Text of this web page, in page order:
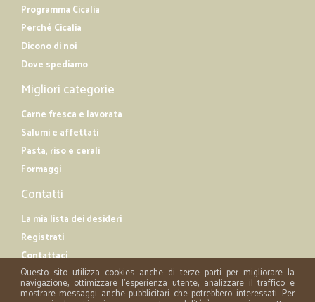
Programma Cicalia
Perché Cicalia
Dicono di noi
Dove spediamo
Migliori categorie
Carne fresca e lavorata
Salumi e affettati
Pasta, riso e cerali
Formaggi
Contatti
La mia lista dei desideri
Registrati
Contattaci
Questo sito utilizza cookies anche di terze parti per migliorare la
navigazione, ottimizzare l'esperienza utente, analizzare il traffico e
mostrare messaggi anche pubblicitari che potrebbero interessati. Per